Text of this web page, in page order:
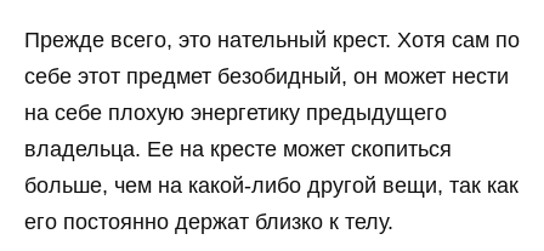
Прежде всего, это нательный крест. Хотя сам по
себе этот предмет безобидный, он может нести
на себе плохую энергетику предыдущего
владельца. Ее на кресте может скопиться
больше, чем на какой-либо другой вещи, так как
его постоянно держат близко к телу.